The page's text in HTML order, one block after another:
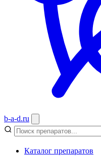
b-a-d.ru
Каталог препаратов